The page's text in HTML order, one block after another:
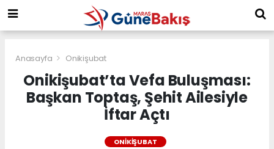
Anasayfa Onikişubat
Onikişubat’ta Vefa Buluşması:
Başkan Toptaş, Şehit Ailesiyle
İftar Açtı
ONIKIŞUBAT